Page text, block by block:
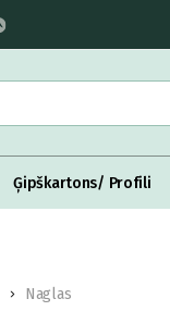
Ģipškartons/ Profili
Naglas